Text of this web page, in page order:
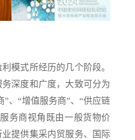
模式所经历的几个阶段。
深度和广度，大致可分为
”、“增值服务商”、“供应链
务商视角既由一般货物价
提供集采内贸服务、国际